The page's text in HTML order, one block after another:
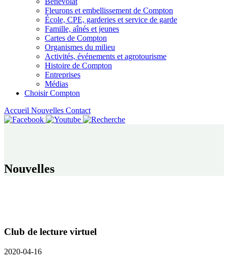
Fleurons et embellissement de Compton
École, CPE, garderies et service de garde
Famille, aînés et jeunes
Cartes de Compton
Organismes du milieu
Activités, événements et agrotourisme
Histoire de Compton
Entreprises
Médias
Choisir Compton
Accueil Nouvelles Contact
Nouvelles
Club de lecture virtuel
2020-04-16